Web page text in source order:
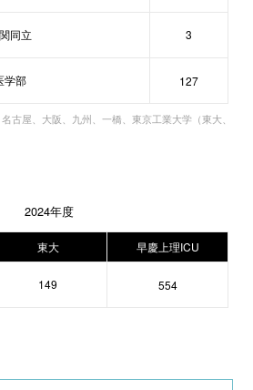
同立 3
学部 127
古屋、大阪、九州、一橋、東京工業大学（東大、
2024年度
東大 早慶上理ICU
149 554